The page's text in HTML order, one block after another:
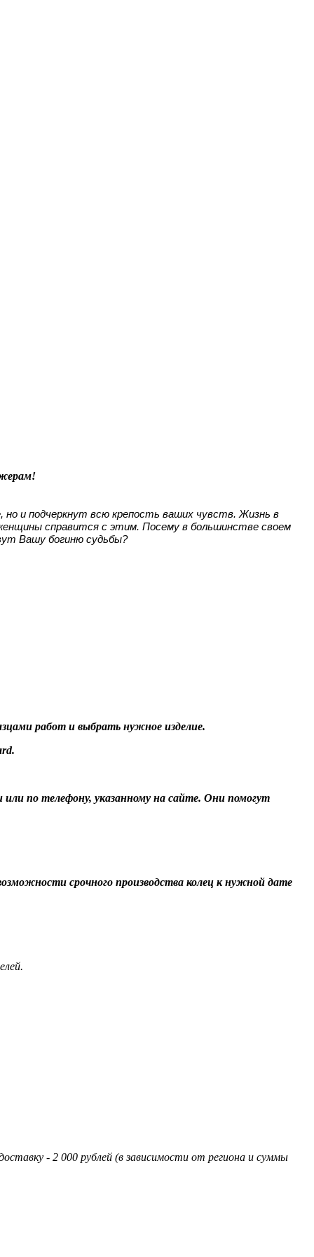
но и подчеркнут всю крепость ваших чувств. Жизнь в
справится с этим. Посему в большинстве своем
Вашу богиню судьбы?
работ и выбрать нужное изделие.
или по телефону, указанному на сайте. Они помогут
срочного производства колец к нужной дате
- 2 000 рублей (в зависимости от региона и суммы